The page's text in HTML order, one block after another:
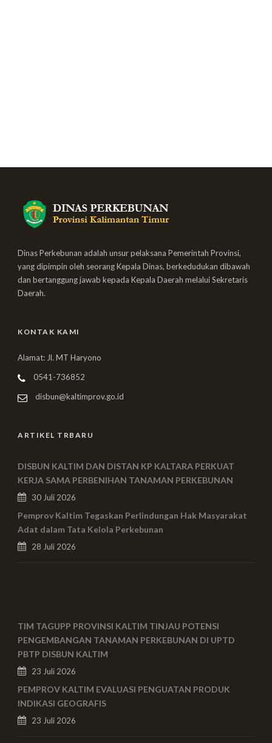
Dinas Perkebunan adalah unsur pelaksana Pemerintah Provinsi,
yang dipimpin oleh seorang Kepala Dinas, berkedudukan dibawah
dan bertanggung jawab kepada Kepala Daerah melalui Sekretaris
Daerah.
KONTAK KAMI
Alamat: Jl. MT Haryono
0541-736852
disbun@kaltimprov.go.id
ARTIKEL TRBARU
DISBUN KALTIM DAN DISTAN KP KALTARA PERKUAT
KERJA SAMA PERBENIHAN TANAMAN PERKEBUNAN
30 Juli 2026
Pemprov Kaltim Tegaskan Perlindungan Hak Masyarakat
Adat dalam Tata Kelola Perkebunan
28 Juli 2026
TIM TAGUPP PROVINSI KALTIM TINJAU POTENSI
PENGEMBANGAN TANAMAN PERKEBUNAN DI UPTD
PBTP DISBUN KALTIM
23 Juli 2026
PEMPROV KALTIM EVALUASI PENGUATAN PRODUK
INDIKASI GEOGRAFIS
23 Juli 2026